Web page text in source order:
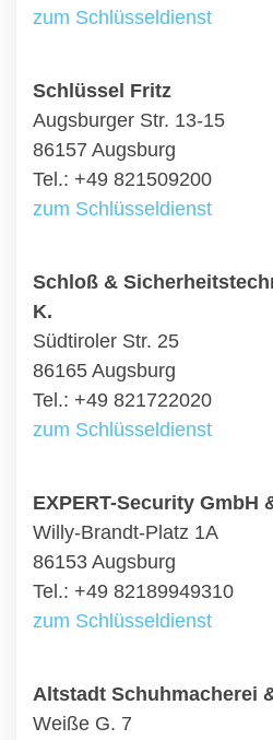
zum Schlüsseldienst
Schlüssel Fritz
Augsburger Str. 13-15
86157 Augsburg
Tel.: +49 821509200
zum Schlüsseldienst
Schloß &
K.
Südtiroler Str. 25
86165 Augsburg
Tel.: +49 821722020
zum Schlüsseldienst
EXPERT-Security GmbH
Willy-Brandt-Platz 1A
86153 Augsburg
Tel.: +49 82189949310
zum Schlüsseldienst
Altstadt Schuhmacherei
Weiße G. 7